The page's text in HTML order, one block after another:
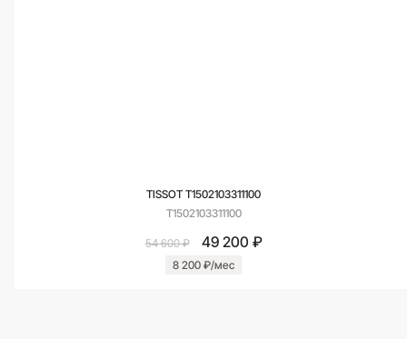
TISSOT T1502103311100
T1502103311100
54 600 ₽ 49 200 ₽
8 200 ₽/мес